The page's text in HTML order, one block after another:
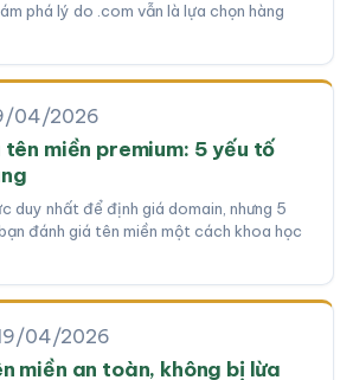
phá lý do .com vẫn là lựa chọn hàng
04/2026
miền premium: 5 yếu tố
duy nhất để định giá domain, nhưng 5
đánh giá tên miền một cách khoa học
04/2026
miền an toàn, không bị lừa